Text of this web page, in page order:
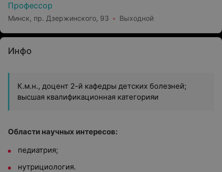
Профессор
Минск, пр. Дзержинского, 93 Выходной
Инфо
К.м.н., доцент 2-й кафедры детских болезней;
высшая квалификационная категорияи
Области научных интересов:
педиатрия;
нутрициология.